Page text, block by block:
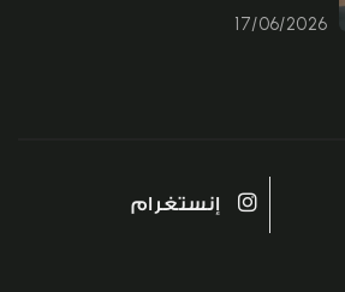
17/06/2026
إنستغرام